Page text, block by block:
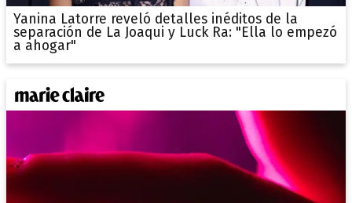
Yanina Latorre reveló detalles inéditos de la
separación de La Joaqui y Luck Ra: "Ella lo empezó
a ahogar"